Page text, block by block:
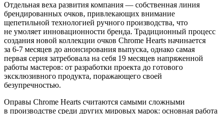
Отдельная веха развития компания — собственная линия
брендированных очков, привлекающих внимание
щепетильной технологией ручного производства, что
не умоляет инновационности бренда. Традиционный процесс
создания новой коллекции очков Chrome Hearts начинается
за 6-7 месяцев до анонсирования выпуска, однако самая
первая серия затребовала на себя 19 месяцев напряженной
работы мастеров: от разработки проекта до готового
эксклюзивного продукта, поражающего своей
безупречностью.
Оправы Chrome Hearts считаются самыми сложными
в производстве среди других мировых марок: основная работа